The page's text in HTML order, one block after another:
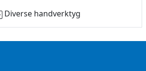
Diverse handverktyg